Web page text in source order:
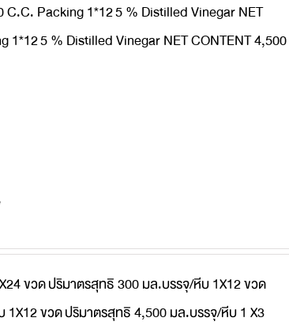
C.C. Packing 1*125 % Distilled Vinegar NET
1*125 % Distilled Vinegar NET CONTENT 4,500
ขวดปริมาตรสุทธิ 300 มล.บรรจุ/หีบ 1X12 ขวด
1X12 ขวดปริมาตรสุทธิ 4,500 มล.บรรจุ/หีบ 1 X3